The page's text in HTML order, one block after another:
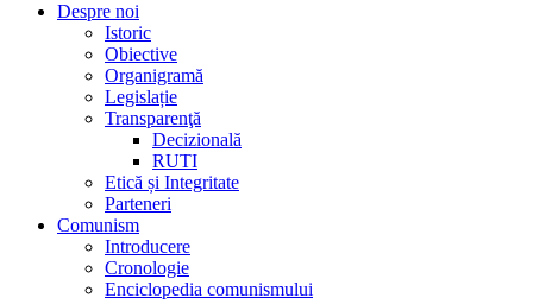
Despre noi
Istoric
Obiective
Organigramă
Legislație
Transparenţă
Decizională
RUTI
Etică și Integritate
Parteneri
Comunism
Introducere
Cronologie
Enciclopedia comunismului